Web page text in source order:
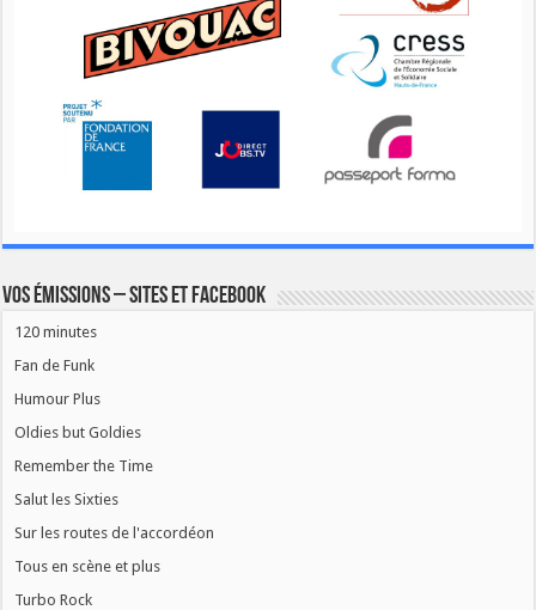
Vos émissions – Sites et Facebook
120 minutes
Fan de Funk
Humour Plus
Oldies but Goldies
Remember the Time
Salut les Sixties
Sur les routes de l'accordéon
Tous en scène et plus
Turbo Rock